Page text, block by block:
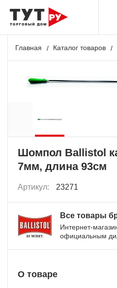
Главная Каталог товаров
Шомпол Ballistol
7мм, длина 93см
Артикул: 23271
Все товары
Интернет-
официальным
О товаре